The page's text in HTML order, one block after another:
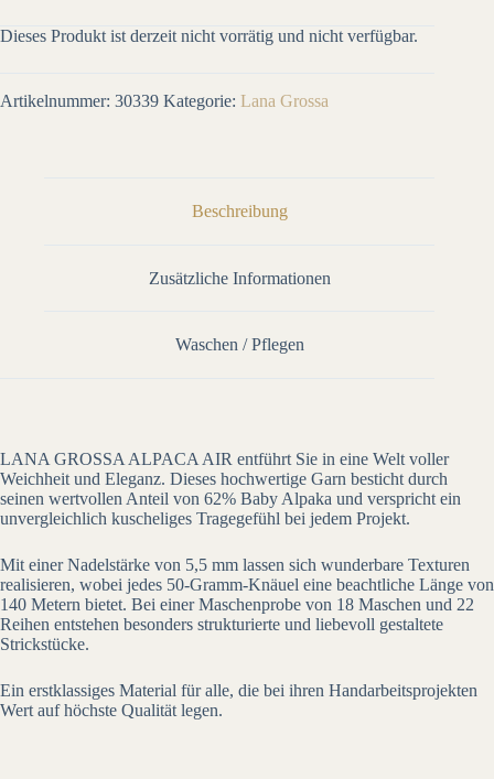
Dieses Produkt ist derzeit nicht vorrätig und nicht verfügbar.
Artikelnummer: 30339 Kategorie: Lana Grossa
Beschreibung
Zusätzliche Informationen
Waschen / Pflegen
LANA GROSSA ALPACA AIR entführt Sie in eine Welt voller
Weichheit und Eleganz. Dieses hochwertige Garn besticht durch
seinen wertvollen Anteil von 62% Baby Alpaka und verspricht ein
unvergleichlich kuscheliges Tragegefühl bei jedem Projekt.
Mit einer Nadelstärke von 5,5 mm lassen sich wunderbare Texturen
realisieren, wobei jedes 50-Gramm-Knäuel eine beachtliche Länge von
140 Metern bietet. Bei einer Maschenprobe von 18 Maschen und 22
Reihen entstehen besonders strukturierte und liebevoll gestaltete
Strickstücke.
Ein erstklassiges Material für alle, die bei ihren Handarbeitsprojekten
Wert auf höchste Qualität legen.